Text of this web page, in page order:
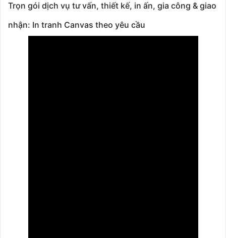
Trọn gói dịch vụ tư vấn, thiết kế, in ấn, gia công & giao
nhận: In tranh Canvas theo yêu cầu